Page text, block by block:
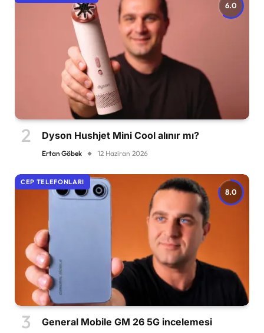
6.0
Dyson Hushjet Mini Cool alınır mı?
Ertan Göbek 12 Haziran 2026
8.0
CEP TELEFONLARI
General Mobile GM 26 5G incelemesi